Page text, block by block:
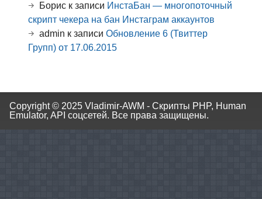
Борис к записи ИнстаБан — многопоточный
скрипт чекера на бан Инстаграм аккаунтов
admin к записи Обновление 6 (Твиттер
Групп) от 17.06.2015
Copyright © 2025 Vladimir-AWM - Скрипты PHP, Human
Emulator, API соцсетей. Все права защищены.